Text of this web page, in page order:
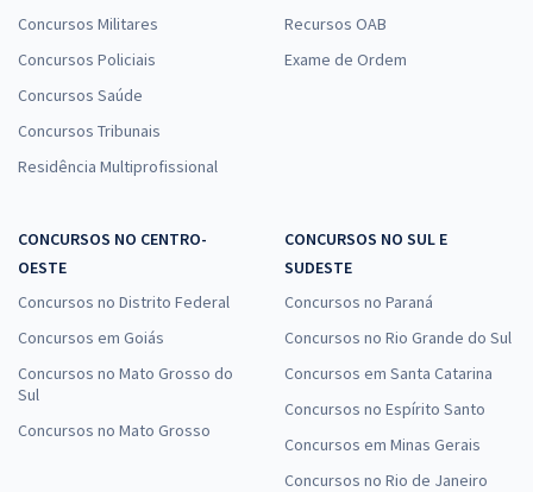
Concursos Militares
Concursos Policiais
Concursos Saúde
Concursos Tribunais
Residência Multiprofissional
Recursos OAB
Exame de Ordem
CONCURSOS NO CENTRO-
OESTE
Concursos no Distrito Federal
Concursos em Goiás
Concursos no Mato Grosso do
Sul
Concursos no Mato Grosso
CONCURSOS NO SUL E
SUDESTE
Concursos no Paraná
Concursos no Rio Grande do Sul
Concursos em Santa Catarina
Concursos no Espírito Santo
Concursos em Minas Gerais
Concursos no Rio de Janeiro